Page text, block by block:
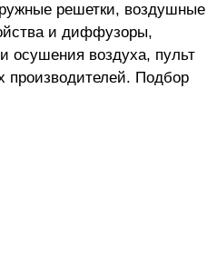
решетки, воздушные
и диффузоры,
осушения воздуха, пульт
производителей. Подбор